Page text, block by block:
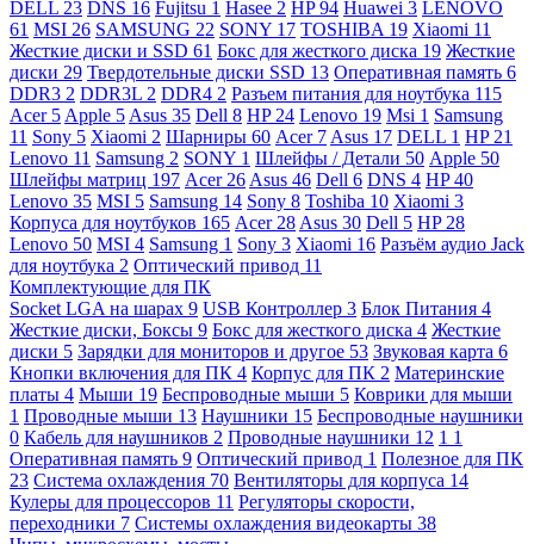
DELL 23 DNS 16 Fujitsu 1 Hasee 2 HP94 Huawei 3 LENOVO
61 MSI 26 SAMSUNG 22 SONY 17 TOSHIBA 19 Xiaomi 11
Жесткие диски и SSD 61 Бокс для жесткого диска 19 Жесткие
диски 29 Твердотельные диски SSD 13 Оперативная память 6
DDR3 2 DDR3L 2 DDR4 2 Разъем питания для ноутбука 115
Acer 5 Apple 5 Asus 35 Dell 8 HP 24 Lenovo 19 Msi 1 Samsung
11 Sony 5 Xiaomi 2 Шарниры 60 Acer 7 Asus 17 DELL 1 HP 21
Lenovo 11 Samsung 2 SONY 1 Шлейфы / Детали 50 Apple 50
Шлейфы матриц 197 Acer 26 Asus 46 Dell 6 DNS 4 HP40
Lenovo 35 MSI 5 Samsung 14 Sony 8 Toshiba 10 Xiaomi 3
Корпуса для ноутбуков 165 Acer 28 Asus 30 Dell 5 HP 28
Lenovo 50 MSI 4 Samsung 1 Sony 3 Xiaomi 16 Разъём аудио Jack
для ноутбука 2 Оптический привод 11
Комплектующие для ПК
Socket LGA на шарах 9 USB Контроллер 3 Блок Питания 4
Жесткие диски, Боксы 9 Бокс для жесткого диска 4 Жесткие
диски 5 Зарядки для мониторов и другое 53 Звуковая карта 6
Кнопки включения для ПК 4 Корпус для ПК 2 Материнские
платы 4 Мыши 19 Беспроводные мыши 5 Коврики для мыши
1 Проводные мыши 13 Наушники 15 Беспроводные наушники
0 Кабель для наушников 2 Проводные наушники 12 1 1
Оперативная память 9 Оптический привод 1 Полезное для ПК
23 Система охлаждения 70 Вентиляторы для корпуса 14
Кулеры для процессоров 11 Регуляторы скорости,
переходники 7 Системы охлаждения видеокарты 38